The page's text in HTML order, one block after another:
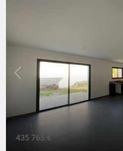
435 765 €